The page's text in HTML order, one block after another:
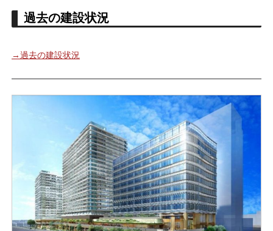
過去の建設状況
→過去の建設状況